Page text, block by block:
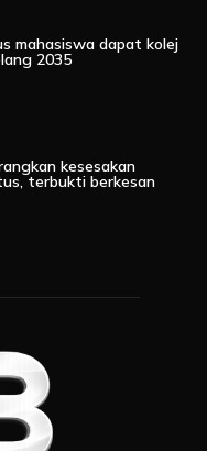
mahasiswa dapat kolej
2035
kesesakan
terbukti berkesan